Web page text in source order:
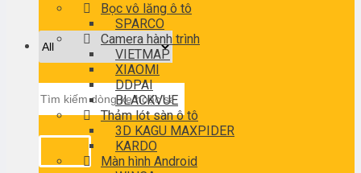
kiếm:
Bọc vô lăng ô tô
SPARCO
Camera hành trình
VIETMAP
XIAOMI
DDPAI
BLACKVUE
Thảm lót sàn ô tô
3D KAGU MAXPIDER
KARDO
Màn hình Android